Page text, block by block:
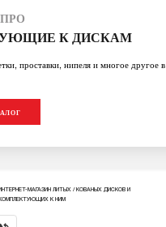
К ДИСКАМ
проставки, нипеля и многое другое в
ИНТЕРНЕТ-МАГАЗИН ЛИТЫХ / КОВАНЫХ ДИСКОВ И
КОМПЛЕКТУЮЩИХ К НИМ